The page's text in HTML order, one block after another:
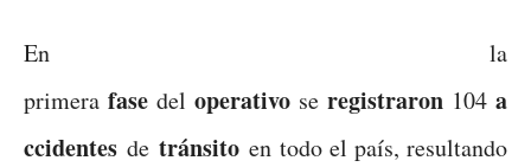
En la
primera fase del operativo se registraron 104 a
ccidentes detránsito en todo el país, resultando